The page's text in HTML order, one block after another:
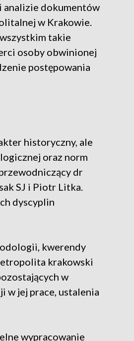
analizie dokumentów
w Krakowie.
takie
osoby obwinionej
postępowania
historyczny, ale
oraz norm
dr
SJ i Piotr Litka.
dyscyplin
kwerendy
krakowski
w
w jej prace, ustalenia
wypracowanie